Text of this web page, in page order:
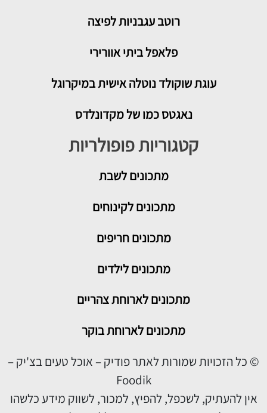
רוטב עגבניות לפיצה
פלאפל ביתי אוורירי
עוגת שוקולד נוטלה אישית במיקרוגל
נאגטס כמו של מקדונלדס
קטגוריות פופולריות
מתכוניםלשבת
מתכונים לקינוחים
מתכונים חריפים
מתכונים לילדים
מתכונים לארוחת צהריים
מתכונים לארוחת בוקר
© כל הזכויות שמורות לאתר פודיק – אוכל טעים בצ'יק –
Foodik
אין להעתיק, לשכפל, להפיץ, למכור, לשווק מידע כלשהו